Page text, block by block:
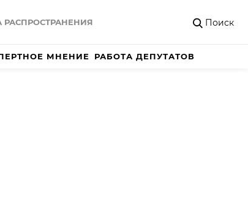
РАСПРОСТРАНЕНИЯ Поиск
МНЕНИЕ РАБОТА ДЕПУТАТОВ